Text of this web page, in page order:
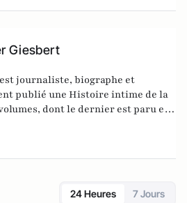
Giesbert
journaliste, biographe et
publié une Histoire intime de la
dont le dernier est paru en
24 Heures 7 Jours